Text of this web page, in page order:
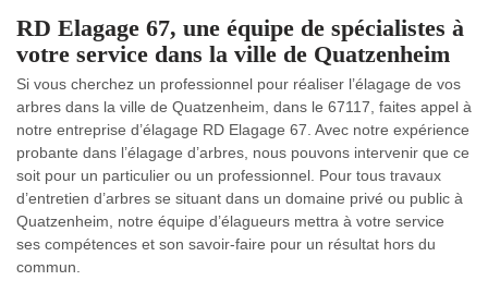
RD Elagage 67, une équipe de spécialistes à
votre service dans la ville de Quatzenheim
Si vous cherchez un professionnel pour réaliser l’élagage de vos
arbres dans la ville de Quatzenheim, dans le 67117, faites appel à
notre entreprise d’élagage RD Elagage 67. Avec notre expérience
probante dans l’élagage d’arbres, nous pouvons intervenir que ce
soit pour un particulier ou un professionnel. Pour tous travaux
d’entretien d’arbres se situant dans un domaine privé ou public à
Quatzenheim, notre équipe d’élagueurs mettra à votre service
ses compétences et son savoir-faire pour un résultat hors du
commun.